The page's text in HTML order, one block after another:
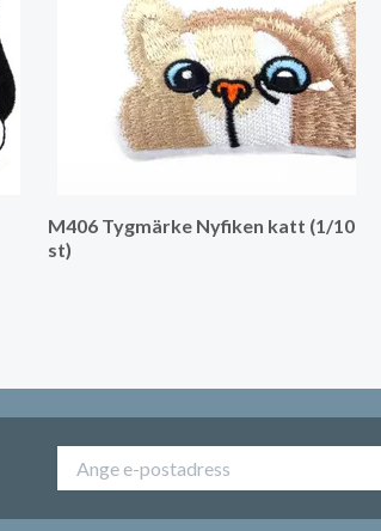
M406 Tygmärke Nyfiken katt (1/10
st)